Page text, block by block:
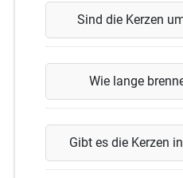
Sind die Kerzen
Wie lange
Gibt es die Kerzen